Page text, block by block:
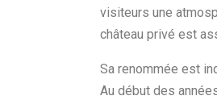
visiteurs une
château privé est
Sa renommée est
Au début des